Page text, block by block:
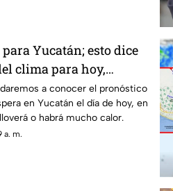
Yucatán; esto dice
clima para hoy,
a conocer el pronóstico
en Yucatán el día de hoy, en
o habrá mucho calor.
a. m.